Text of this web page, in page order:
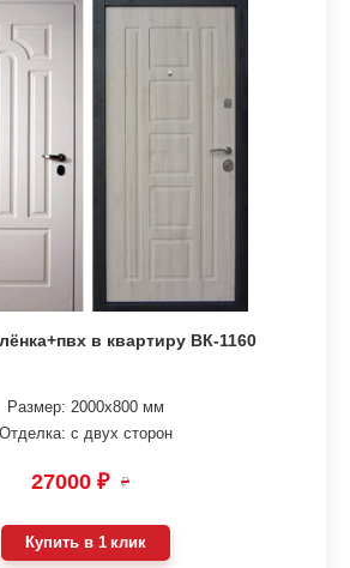
в квартиру ВК-1160
Размер: 2000х800 мм
Отделка: с двух сторон
27000 ₽ ₽
Купить в 1 клик